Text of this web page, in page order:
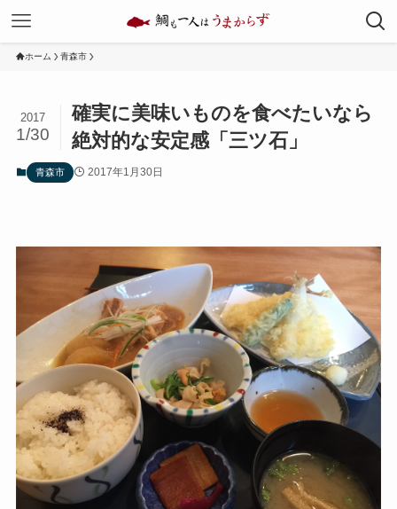
ホーム 青森市
確実に美味いものを食べたいなら
絶対的な安定感「三ツ石」
2017
1/30
青森市 2017年1月30日